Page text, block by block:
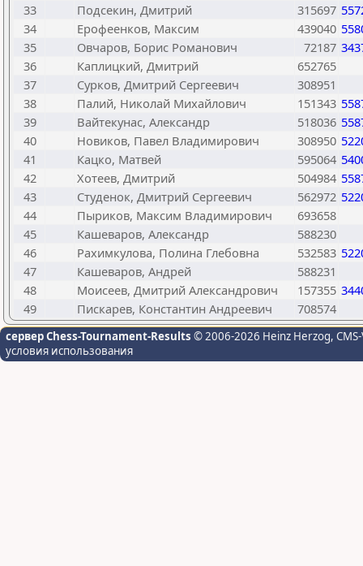
33
Подсекин, Дмитрий 315697
34
Ерофеенков, Максим 439040
35
Овчаров, Борис Романович 72187
36
Каплицкий, Дмитрий
652765
37
Сурков, Дмитрий Сергеевич
308951
38
Палий, Николай Михайлович 151343
39
Вайтекунас, Александр 518036
40
Новиков, Павел Владимирович 308950
41
Кацко, Матвей 595064
42
Хотеев, Дмитрий 504984
43
Студенок, Дмитрий Сергеевич 562972
44
Пыриков, Максим Владимирович
693658
45
Кашеваров, Александр
588230
46
Рахимкулова, Полина Глебовна 532583
47
Кашеваров, Андрей
588231
48
Моисеев, Дмитрий Александрович 157355
49
Пискарев, Константин Андреевич 708574
сервер Chess-Tournament-Results © 2006-2026 Heinz Herzog,
условия использования